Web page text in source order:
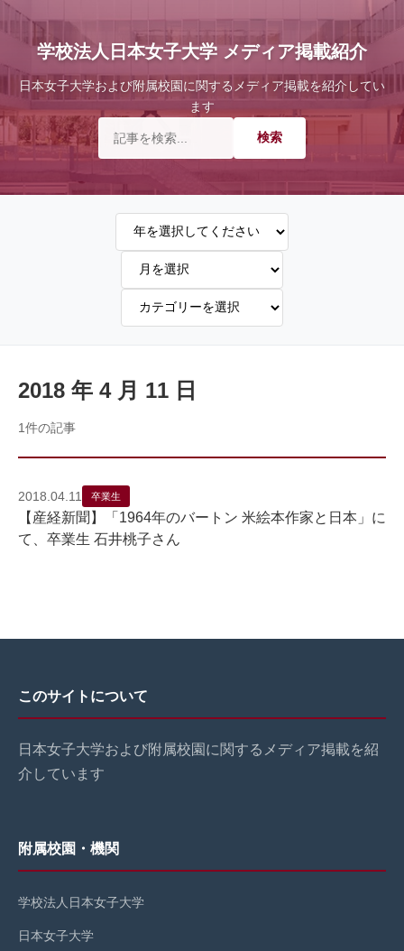
学校法人日本女子大学 メディア掲載紹介
日本女子大学および附属校園に関するメディア掲載を紹介してい
ます
2018 年 4 月 11 日
1件の記事
2018.04.11 卒業生
【産経新聞】「1964年のバートン 米絵本作家と日本」に
て、卒業生 石井桃子さん
このサイトについて
日本女子大学および附属校園に関するメディア掲載を紹
介しています
附属校園・機関
学校法人日本女子大学
日本女子大学